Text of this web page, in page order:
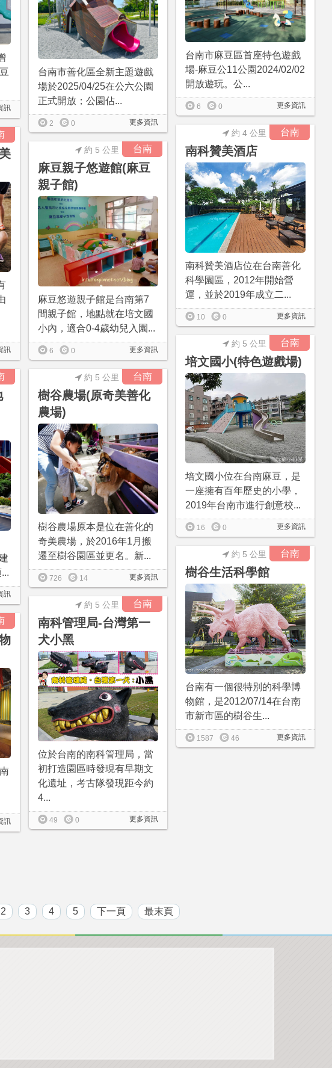
台南市善化區全新主題遊戲
場於2025/04/25在公六公園
正式開放；公園佔...
更多資訊
2 0
台南市麻豆區首座特色遊戲
場-麻豆公11公園2024/02/02
開放遊玩。公...
更多資訊
6 0
訊
台南
約 4 公里
南科贊美酒店
南科贊美酒店位在台南善化
科學園區，2012年開始營
運，並於2019年成立二...
更多資訊
10 0
訊
台南
約 5 公里
麻豆親子悠遊館(麻豆
親子館)
麻豆悠遊親子館是台南第7
間親子館，地點就在培文國
小內，適合0-4歲幼兒入園...
更多資訊
6 0
台南
約 5 公里
培文國小(特色遊戲場)
培文國小位在台南麻豆，是
一座擁有百年歷史的小學，
2019年台南市進行創意校...
更多資訊
16 0
訊
台南
約 5 公里
樹谷農場(原奇美善化
農場)
樹谷農場原本是位在善化的
奇美農場，於2016年1月搬
遷至樹谷園區並更名。新...
更多資訊
726 14
台南
約 5 公里
樹谷生活科學館
台南有一個很特別的科學博
物館，是2012/07/14在台南
市新市區的樹谷生...
更多資訊
1587 46
台南
約 5 公里
南科管理局-台灣第一
犬小黑
位於台南的南科管理局，當
初打造園區時發現有早期文
化遺址，考古隊發現距今約
4...
更多資訊
49 0
訊
2 3 4 5 下一頁 最末頁